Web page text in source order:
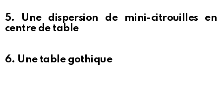
5. Une dispersion de mini-citrouilles en
centre de table
6. Une table gothique